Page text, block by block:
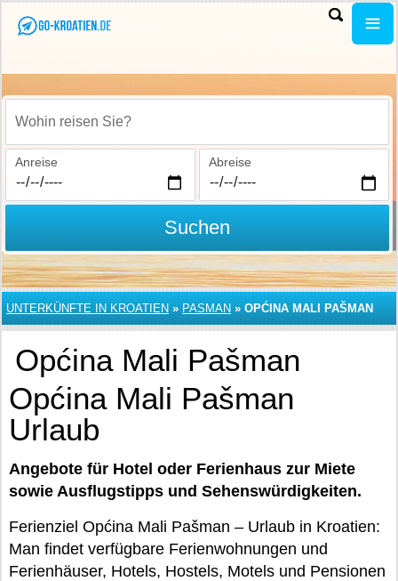
Wohin reisen Sie?
Anreise Abreise
Suchen
UNTERKÜNFTE IN KROATIEN » PASMAN » OPĆINA MALI PAŠMAN
Općina Mali Pašman
Općina Mali Pašman
Urlaub
Angebote für Hotel oder Ferienhaus zur Miete
sowie Ausflugstipps und Sehenswürdigkeiten.
Ferienziel Općina Mali Pašman – Urlaub in Kroatien:
Man findet verfügbare Ferienwohnungen und
Ferienhäuser, Hotels, Hostels, Motels und Pensionen